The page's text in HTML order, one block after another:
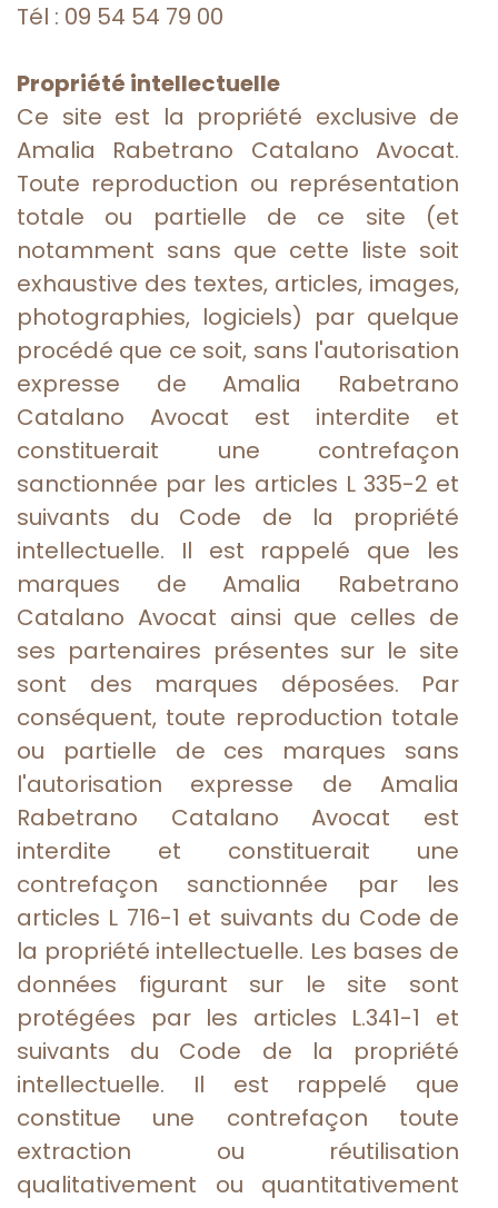
Tél : 09 54 54 79 00
Propriété intellectuelle
Ce site est la propriété exclusive de
Amalia Rabetrano Catalano Avocat.
Toute reproduction ou représentation
totale ou partielle de ce site (et
notamment sans que cette liste soit
exhaustive des textes, articles, images,
photographies, logiciels) par quelque
procédé que ce soit, sans l'autorisation
expresse de Amalia Rabetrano
Catalano Avocat est interdite et
constituerait une contrefaçon
sanctionnée par les articles L 335-2 et
suivants du Code de la propriété
intellectuelle. Il est rappelé que les
marques de Amalia Rabetrano
Catalano Avocat ainsi que celles de
ses partenaires présentes sur le site
sont des marques déposées. Par
conséquent, toute reproduction totale
ou partielle de ces marques sans
l'autorisation expresse de Amalia
Rabetrano Catalano Avocat est
interdite et constituerait une
contrefaçon sanctionnée par les
articles L 716-1 et suivants du Code de
la propriété intellectuelle. Les bases de
données figurant sur le site sont
protégées par les articles L.341-1 et
suivants du Code de la propriété
intellectuelle. Il est rappelé que
constitue une contrefaçon toute
extraction ou réutilisation
qualitativement ou quantitativement